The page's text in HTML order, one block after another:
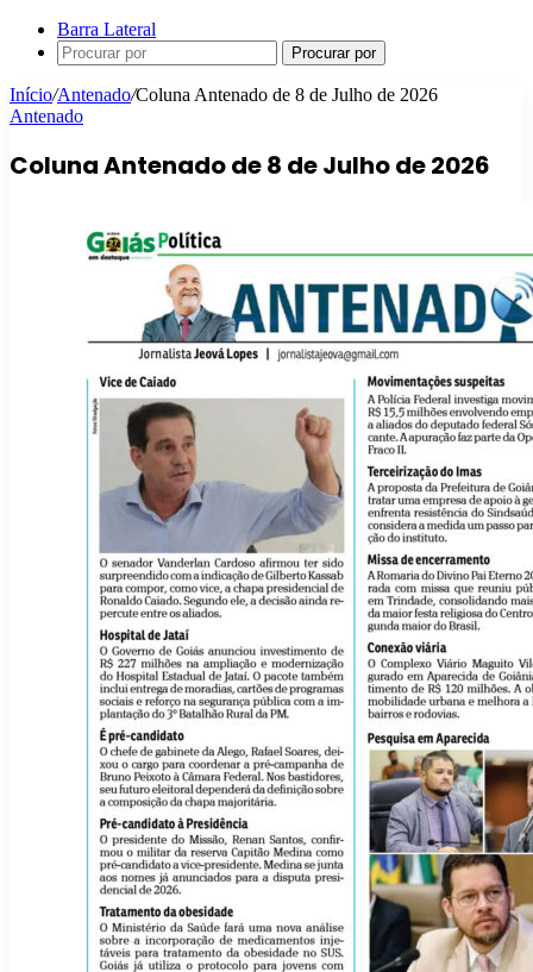
Barra Lateral
Procurar por
Início/Antenado/Coluna Antenado de 8 de Julho de 2026
Antenado
Coluna Antenado de 8 de Julho de 2026